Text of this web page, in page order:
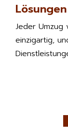
Lösungen
Jeder Umzug
einzigartig,